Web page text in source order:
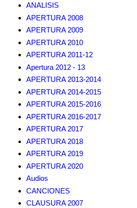
ANALISIS
APERTURA 2008
APERTURA 2009
APERTURA 2010
APERTURA 2011-12
Apertura 2012 - 13
APERTURA 2013-2014
APERTURA 2014-2015
APERTURA 2015-2016
APERTURA 2016-2017
APERTURA 2017
APERTURA 2018
APERTURA 2019
APERTURA 2020
Audios
CANCIONES
CLAUSURA 2007